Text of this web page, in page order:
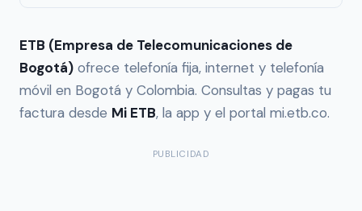
ETB (Empresa de Telecomunicaciones de
Bogotá) ofrece telefonía fija, internet y telefonía
móvil en Bogotá y Colombia. Consultas y pagas tu
factura desde Mi ETB, la app y el portal mi.etb.co.
PUBLICIDAD